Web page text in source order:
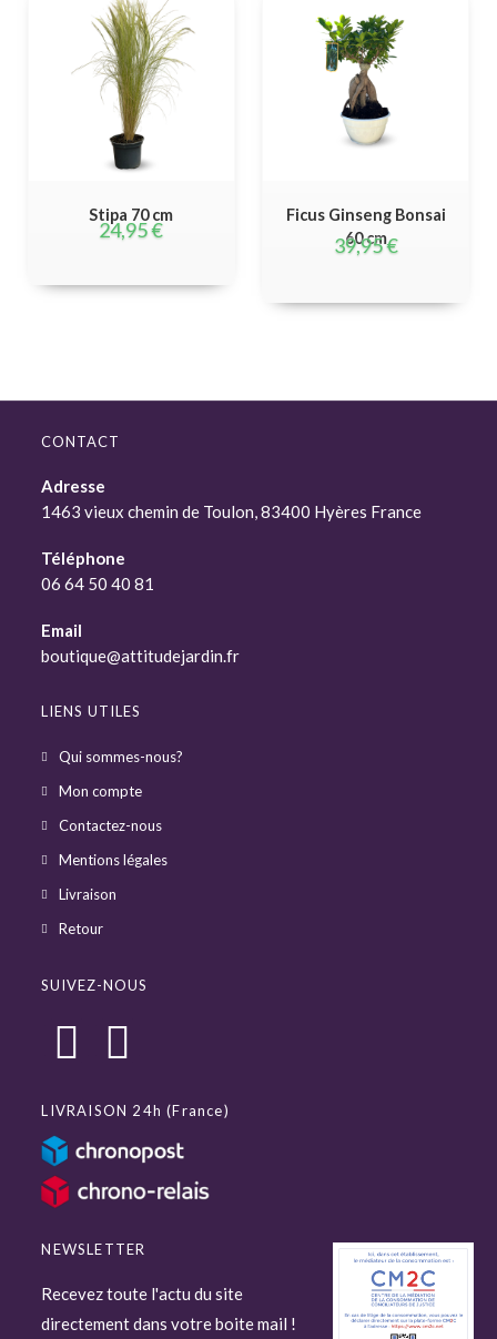
Stipa 70 cm
24,95€
Ficus Ginseng Bonsai
60 cm
39,95€
CONTACT
Adresse
1463 vieux chemin de Toulon, 83400 Hyères France
Téléphone
06 64 50 40 81
Email
boutique@attitudejardin.fr
LIENS UTILES
Qui sommes-nous?
Mon compte
Contactez-nous
Mentions légales
Livraison
Retour
SUIVEZ-NOUS
LIVRAISON 24h (France)
NEWSLETTER
Recevez toute l'actu du site
directement dans votre boite mail !